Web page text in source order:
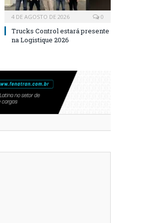
4 DE AGOSTO DE 2026 0
Trucks Control estará presente
na Logistique 2026